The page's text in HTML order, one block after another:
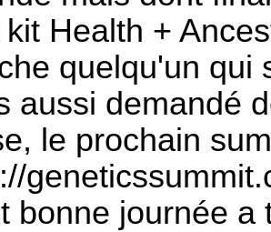
Health +
quelqu'un qui
aussi demandé
le prochain
bonne journée a